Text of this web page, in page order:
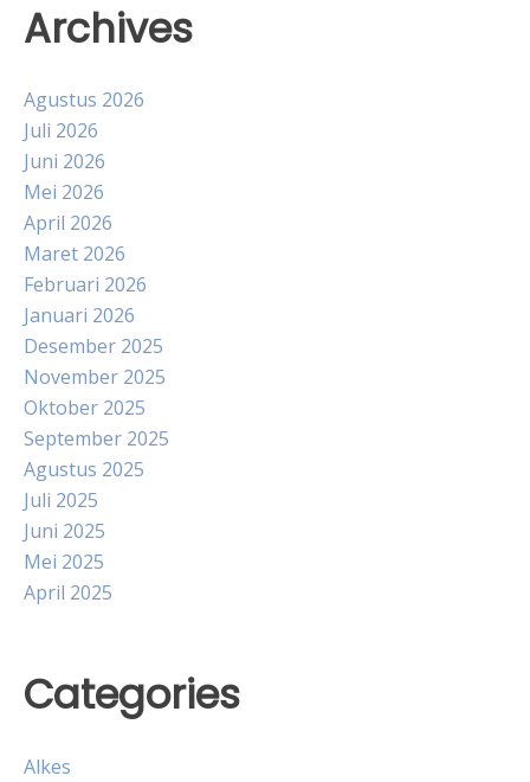
Archives
Agustus 2026
Juli 2026
Juni 2026
Mei 2026
April 2026
Maret 2026
Februari 2026
Januari 2026
Desember 2025
November 2025
Oktober 2025
September 2025
Agustus 2025
Juli 2025
Juni 2025
Mei 2025
April 2025
Categories
Alkes